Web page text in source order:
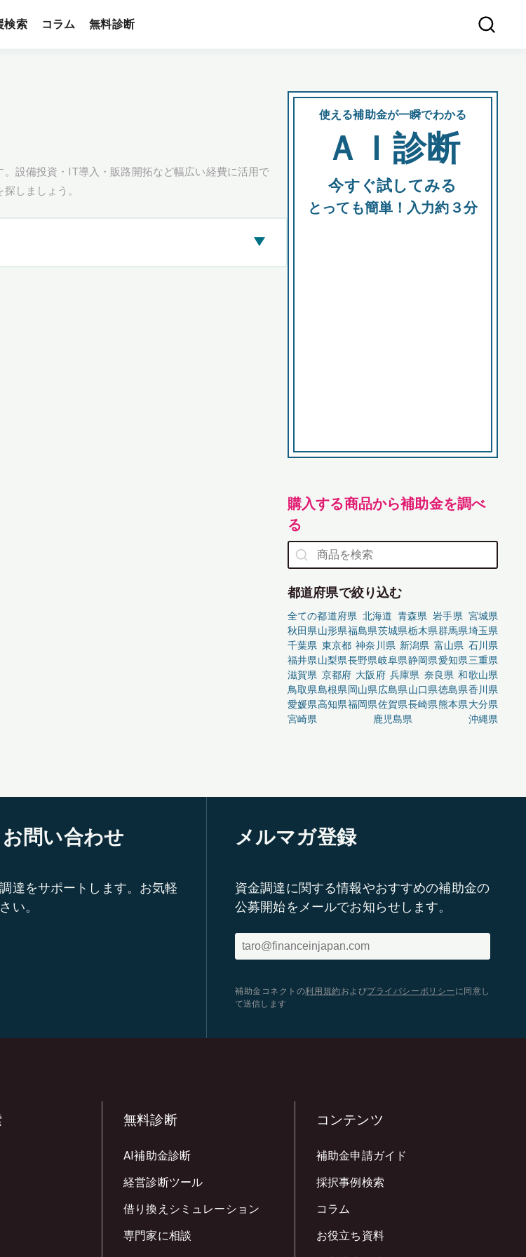
検索 コラム 無料診断
設備投資・IT導入・販路開拓など幅広い経費に活用で
しましょう。
▶
使える補助金が一瞬でわかる
ＡＩ診断
今すぐ試してみる
とっても簡単！入力約３分
購入する商品から補助金を調べ
る
都道府県で絞り込む
全ての都道府県 北海道 青森県 岩手県 宮城県
秋田県山形県福島県茨城県栃木県群馬県埼玉県
千葉県 東京都 神奈川県 新潟県 富山県 石川県
福井県山梨県長野県岐阜県静岡県愛知県三重県
滋賀県 京都府 大阪府 兵庫県 奈良県 和歌山県
鳥取県島根県岡山県広島県山口県徳島県香川県
愛媛県高知県福岡県佐賀県長崎県熊本県大分県
宮崎県
鹿児島県 沖縄県
問い合わせ
達をサポートします。お気軽
い。
メルマガ登録
資金調達に関する情報やおすすめの補助金の
公募開始をメールでお知らせします。
補助金コネクトの利用規約 およびプライバシーポリシー に同意し
て送信します
無料診断
AI補助金診断
経営診断ツール
借り換えシミュレーション
専門家に相談
コンテンツ
補助金申請ガイド
採択事例検索
コラム
お役立ち資料